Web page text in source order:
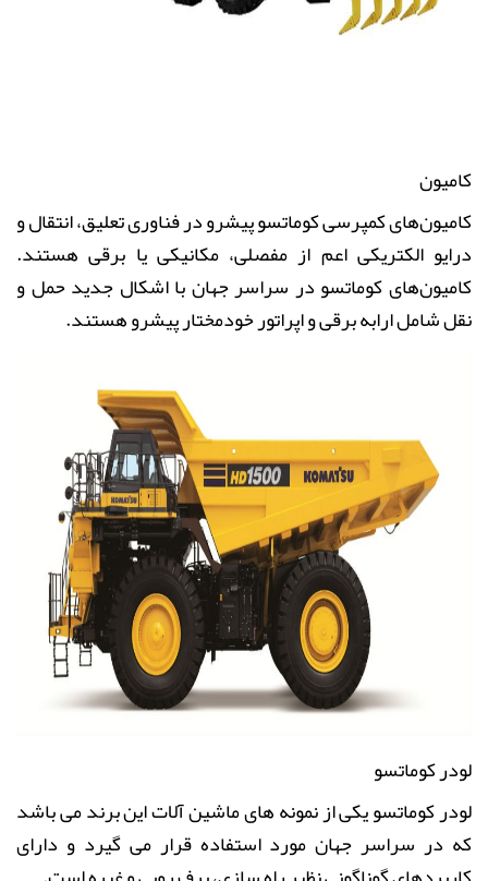
کامیون
کامیون‌های کمپرسی کوماتسو پیشرو در فناوری تعلیق، انتقال و
درایو الکتریکی اعم از مفصلی، مکانیکی یا برقی هستند.
کامیون‌های کوماتسو در سراسر جهان با اشکال جدید حمل و
نقل شامل ارابه برقی و اپراتور خودمختار پیشرو هستند.
لودر کوماتسو
لودر کوماتسو یکی از نمونه های ماشین آلات این برند می باشد
که در سراسر جهان مورد استفاده قرار می گیرد و دارای